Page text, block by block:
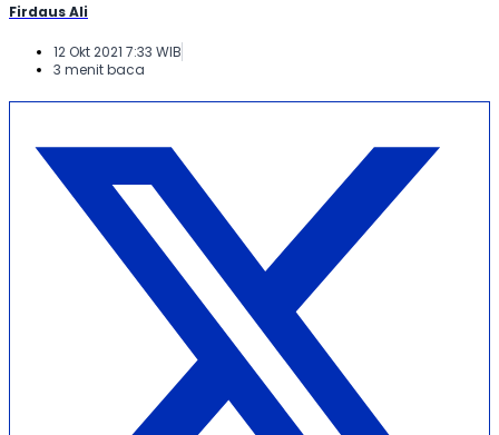
Firdaus Ali
12 Okt 2021 7:33 WIB
3 menit baca